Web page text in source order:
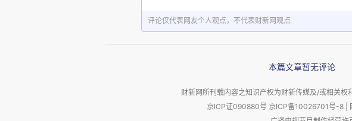
或者说中国就会自动「取而代之」，而只能是说，这的
人们常说，有什么样的政府就有什么样的人民，也有人
府，当这对儿在形式上二律背反的命题在现实生活中都
评论仅代表网友个人观点，不代表财新网观点
本篇文章暂无评论
财新网所刊载内容之知识产权为财新传媒及/或相关权
京ICP证090880号 京ICP备10026701号-8